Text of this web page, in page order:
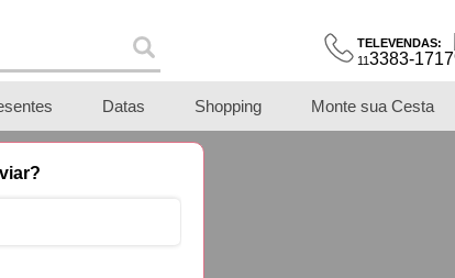
TELEVENDAS:
113383-1717
Datas Shopping Monte sua Cesta